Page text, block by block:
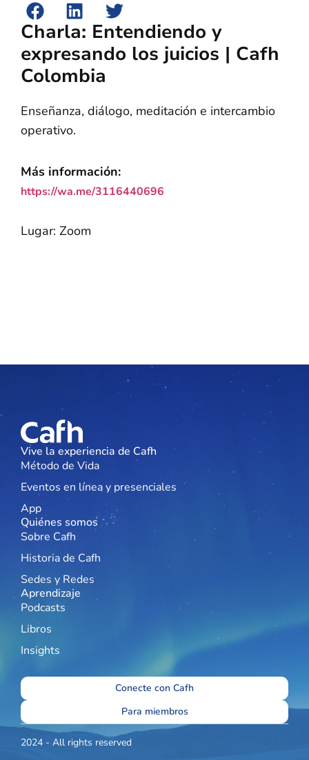
Charla: Entendiendo y
expresando los juicios | Cafh
Colombia
Enseñanza, diálogo, meditación e intercambio
operativo.
Más información:
https://wa.me/3116440696
Lugar: Zoom
Vive la experiencia de Cafh
Método de Vida
Eventos en línea y presenciales
App
Quiénes somos
Sobre Cafh
Historia de Cafh
Sedes y Redes
Aprendizaje
Podcasts
Libros
Insights
Conecte con Cafh
Para miembros
2024 - All rights reserved